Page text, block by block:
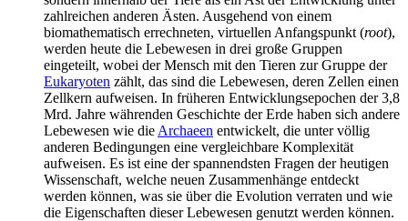
zahlreichen anderen Ästen. Ausgehend von einem
biomathematisch errechneten, virtuellen Anfangspunkt (root),
werden heute die Lebewesen in drei große Gruppen
eingeteilt, wobei der Mensch mit den Tieren zur Gruppe der
Eukaryoten zählt, das sind die Lebewesen, deren Zellen einen
Zellkern aufweisen. In früheren Entwicklungsepochen der 3,8
Mrd. Jahre währenden Geschichte der Erde haben sich andere
Lebewesen wie die Archaeen entwickelt, die unter völlig
anderen Bedingungen eine vergleichbare Komplexität
aufweisen. Es ist eine der spannendsten Fragen der heutigen
Wissenschaft, welche neuen Zusammenhänge entdeckt
werden können, was sie über die Evolution verraten und wie
die Eigenschaften dieser Lebewesen genutzt werden können.